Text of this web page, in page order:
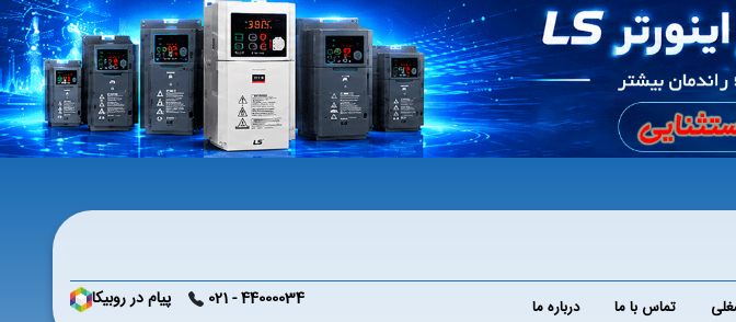
تماس با ما درباره ما 44000034 - 021 پیام در روبیکا